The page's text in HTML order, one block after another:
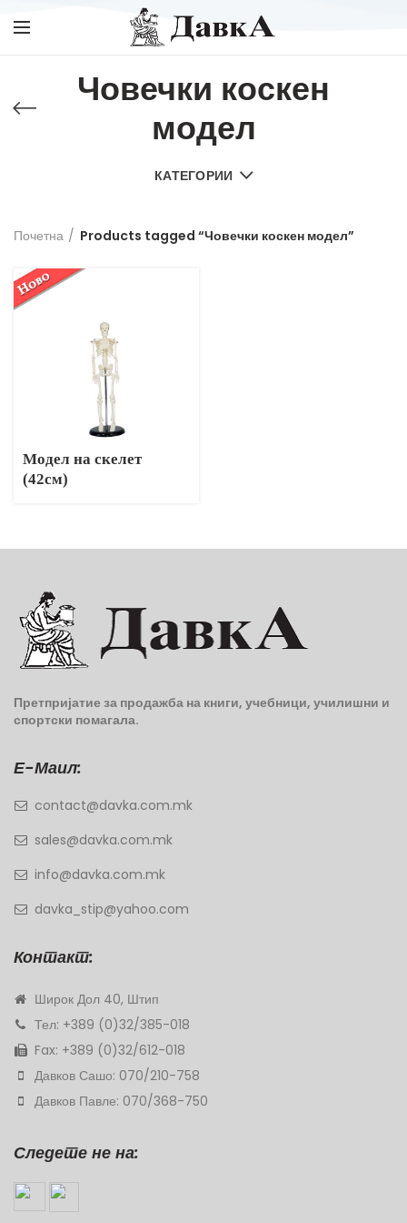
Човечки коскен
модел
КАТЕГОРИИ
Почетна Products tagged “Човечки коскен модел”
Модел на скелет
(42см)
Претпријатие за продажба на книги, учебници, училишни и
спортски помагала.
Е-Маил:
contact@davka.com.mk
sales@davka.com.mk
info@davka.com.mk
davka_stip@yahoo.com
Контакт:
Широк Дол 40, Штип
Тел: +389 (0)32/385-018
Fax: +389 (0)32/612-018
Давков Сашо: 070/210-758
Давков Павле: 070/368-750
Следете не на: